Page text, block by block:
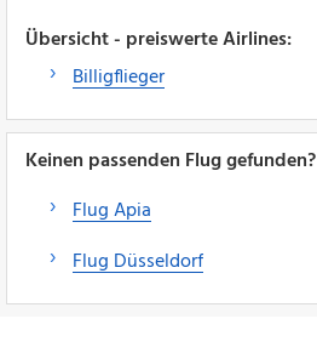
Übersicht - preiswerte Airlines:
Billigflieger
Keinen passenden Flug gefunden?
Flug Apia
Flug Düsseldorf